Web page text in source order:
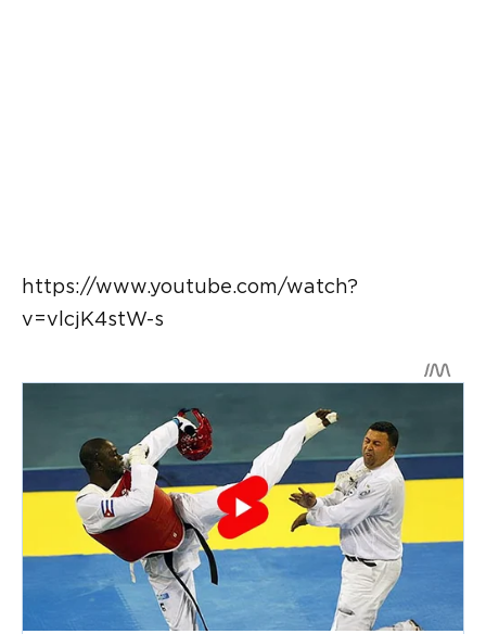
https://www.youtube.com/watch?
v=vlcjK4stW-s